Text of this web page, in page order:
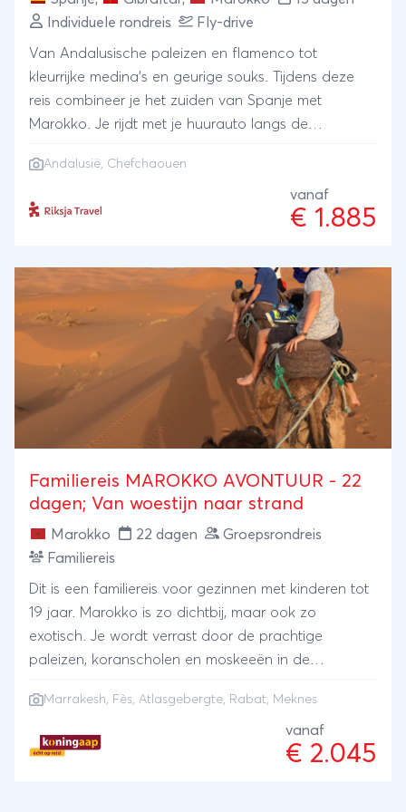
Marrakech- Overnachten in de woestijn- Inclusief
Prive stadstour in Fez, Marrakech- Ballonvaart over
Marrakech mogelijk
Individuele rondreis
Fly-drive
Van Andalusische paleizen en flamenco tot
kleurrijke medina’s en geurige souks. Tijdens deze
reis combineer je het zuiden van Spanje met
Marokko. Je rijdt met je huurauto langs de
Gibraltar over en reist vervolgens per bus en trein
verder naar Chefchaouen, Fès en Marrakech. Met
lokale gidsen ontdek je de cultuur, tradities en
elkaar liggen.
Andalusië, Chefchaouen
vanaf
€ 1.885
Familiereis MAROKKO AVONTUUR - 22
dagen; Van woestijn naar strand
Marokko 22 dagen
Groepsrondreis
Familiereis
Dit is een familiereis voor gezinnen met kinderen tot
19 jaar. Marokko is zo dichtbij, maar ook zo
exotisch. Je wordt verrast door de prachtige
paleizen, koranscholen en moskeeën in de
Meknes, Fès en Marrakesh. Geniet tijdens deze
Marokko rondreis van de enorme diversiteit aan
berglandschappen, woestijnen, palmoases en
Marrakesh, Fès, Atlasgebergte, Rabat, Meknes
vanaf
€ 2.045